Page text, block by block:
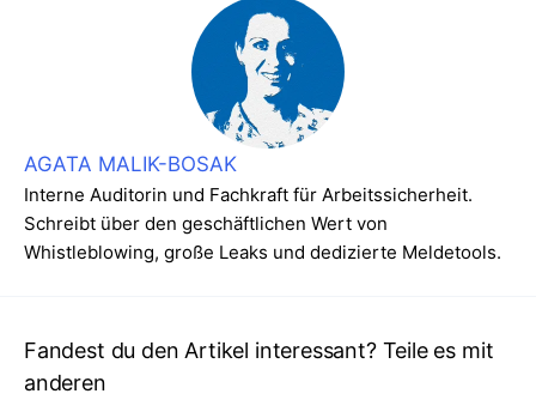
AGATA MALIK-BOSAK
Interne Auditorin und Fachkraft für Arbeitssicherheit.
Schreibt über den geschäftlichen Wert von
Whistleblowing, große Leaks und dedizierte Meldetools.
Fandest du den Artikel interessant? Teile es mit
anderen